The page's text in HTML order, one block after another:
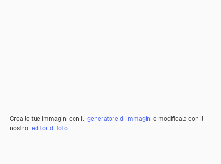
Crea le tue immagini con il generatore di immagini e modificale con il
nostro editor di foto.